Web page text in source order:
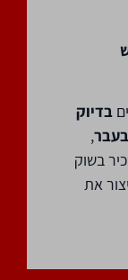
בדיוק
,
בכיר בשוק
את